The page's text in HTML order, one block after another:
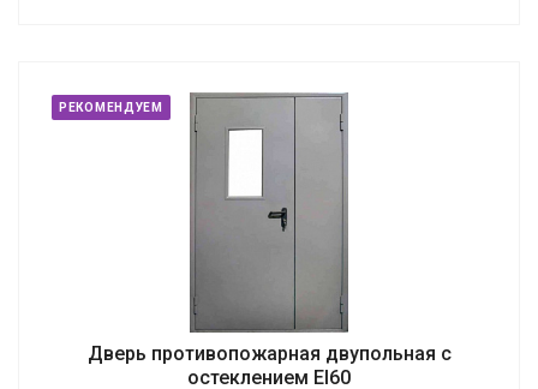
РЕКОМЕНДУЕМ
Дверь противопожарная двупольная с
остеклением EI60